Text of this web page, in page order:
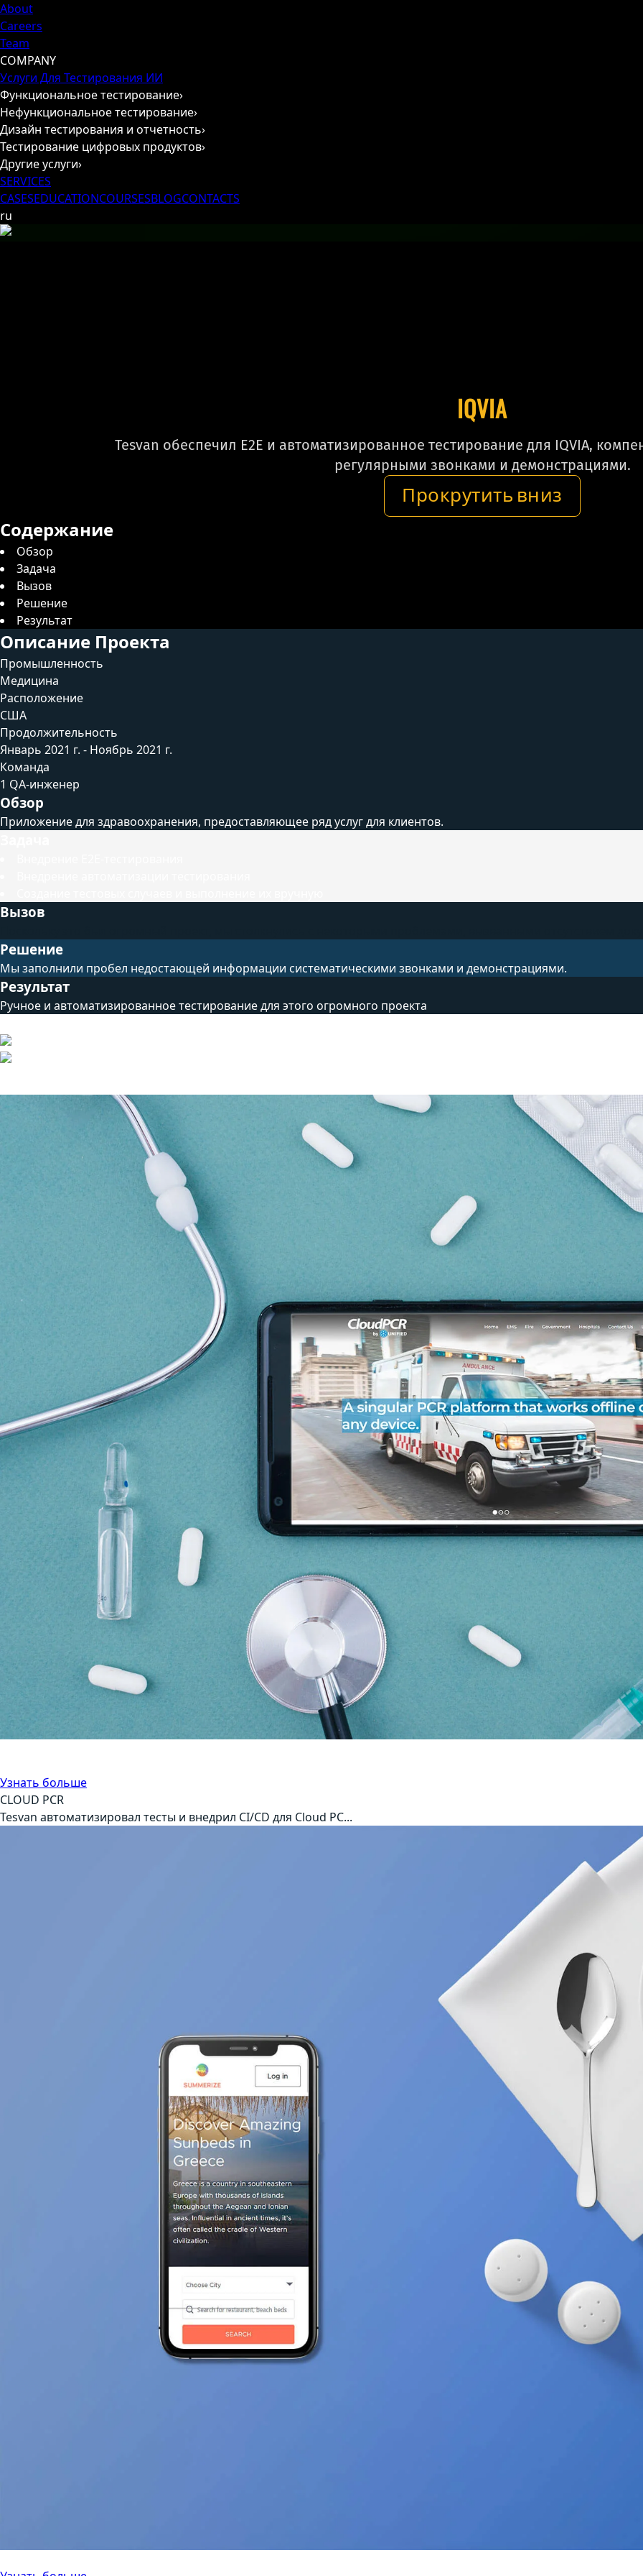
About
Careers
Team
COMPANY
Услуги Для Тестирования ИИ
Функциональное тестирование›
Нефункциональное тестирование›
Дизайн тестирования и отчетность›
Тестирование цифровых продуктов›
Другие услуги›
SERVICES
CASESEDUCATIONCOURSESBLOGCONTACTS
ru
IQVIA
Tesvan обеспечил E2E и автоматизированное тестирование для IQVIA,
регулярными звонками и демонстрациями.
Прокрутить вниз
Содержание
Обзор
Задача
Вызов
Решение
Результат
Описание Проекта
Промышленность
Медицина
Расположение
США
Продолжительность
Январь 2021 г. - Ноябрь 2021 г.
Команда
1 QA-инженер
Обзор
Приложение для здравоохранения, предоставляющее ряд услуг для клиентов.
Вызов
Решение
Мы заполнили пробел недостающей информации систематическими звонками и демонстрациями.
Результат
Ручное и автоматизированное тестирование для этого огромного проекта
Узнать больше
CLOUD PCR
Tesvan автоматизировал тесты и внедрил CI/CD для Cloud PC...